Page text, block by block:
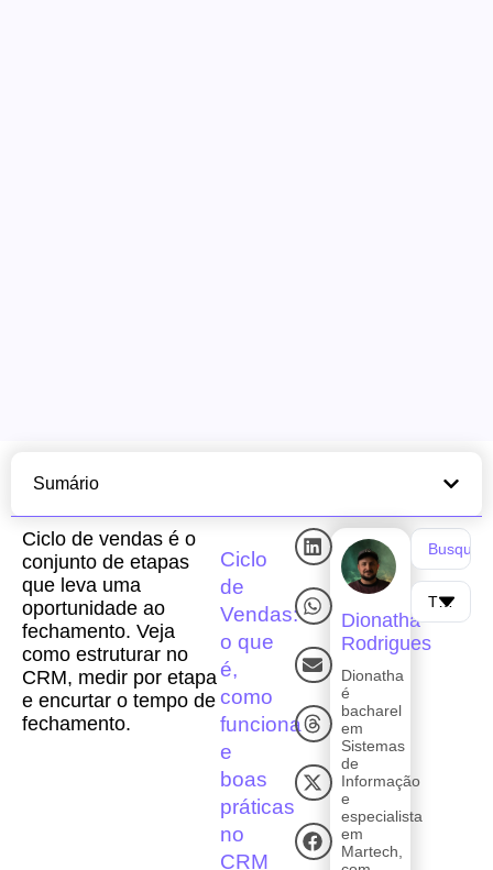
Ciclo de vendas é o
conjunto de etapas
que leva uma
oportunidade ao
fechamento. Veja
como estruturar no
CRM, medir por etapa
e encurtar o tempo de
fechamento.
Ciclo
de
Vendas:
o que
é,
como
funciona
e
boas
práticas
no
CRM
Dionatha
Rodrigues
Dionatha
é
bacharel
em
Sistemas
de
Informação
e
especialista
em
Martech,
Sumário